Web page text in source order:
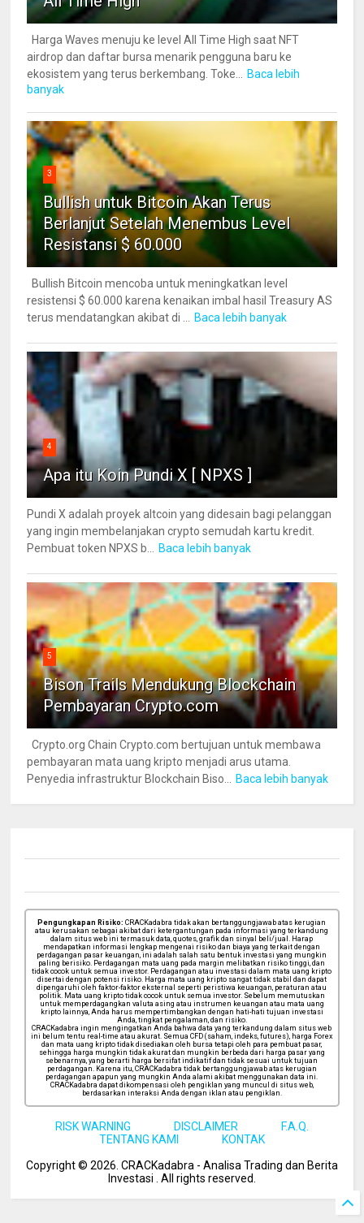
Harga Waves menuju ke level All Time High saat NFT
airdrop dan daftar bursa menarik pengguna baru ke
ekosistem yang terus berkembang. Toke...
Baca lebih
banyak
3
Bullish untuk Bitcoin Akan Terus
Berlanjut Setelah Menembus Level
Resistansi $ 60.000
Bullish Bitcoin mencoba untuk meningkatkan level
resistensi $ 60.000 karena kenaikan imbal hasil Treasury AS
terus mendatangkan akibat di ...
Baca lebih banyak
4
Apa itu Koin Pundi X [ NPXS ]
Pundi X adalah proyek altcoin yang didesain bagi pelanggan
yang ingin membelanjakan crypto semudah kartu kredit.
Pembuat token NPXS b...
Baca lebih banyak
5
Bison Trails Mendukung Blockchain
Pembayaran Crypto.com
Crypto.org Chain Crypto.com bertujuan untuk membawa
pembayaran mata uang kripto menjadi arus utama.
Penyedia infrastruktur Blockchain Biso...
Baca lebih banyak
Pengungkapan Risiko: CRACKadabra tidak akan bertanggungjawab atas kerugian
atau kerusakan sebagai akibat dari ketergantungan pada informasi yang terkandung
dalam situs web ini termasuk data, quotes, grafik dan sinyal beli/jual. Harap
mendapatkan informasi lengkap mengenai risiko dan biaya yang terkait dengan
perdagangan pasar keuangan, ini adalah salah satu bentuk investasi yang mungkin
paling berisiko. Perdagangan mata uang pada margin melibatkan risiko tinggi, dan
tidak cocok untuk semua investor. Perdagangan atau investasi dalam mata uang kripto
disertai dengan potensi risiko. Harga mata uang kripto sangat tidak stabil dan dapat
dipengaruhi oleh faktor-faktor eksternal seperti peristiwa keuangan, peraturan atau
politik. Mata uang kripto tidak cocok untuk semua investor. Sebelum memutuskan
untuk memperdagangkan valuta asing atau instrumen keuangan atau mata uang
kripto lainnya, Anda harus mempertimbangkan dengan hati-hati tujuan investasi
Anda, tingkat pengalaman, dan risiko.
CRACKadabra ingin mengingatkan Anda bahwa data yang terkandung dalam situs web
ini belum tentu real-time atau akurat. Semua CFD (saham, indeks, futures), harga Forex
dan mata uang kripto tidak disediakan oleh bursa tetapi oleh para pembuat pasar,
sehingga harga mungkin tidak akurat dan mungkin berbeda dari harga pasar yang
sebenarnya, yang berarti harga bersifat indikatif dan tidak sesuai untuk tujuan
perdagangan. Karena itu, CRACKadabra tidak bertanggungjawab atas kerugian
perdagangan apapun yang mungkin Anda alami akibat menggunakan data ini.
CRACKadabra dapat dikompensasi oleh pengiklan yang muncul di situs web,
berdasarkan interaksi Anda dengan iklan atau pengiklan.
RISK WARNING DISCLAIMER
F.A.Q.
TENTANG KAMI
KONTAK
Copyright © 2026 . CRACKadabra - Analisa Trading dan Berita
Investasi . All rights reserved.